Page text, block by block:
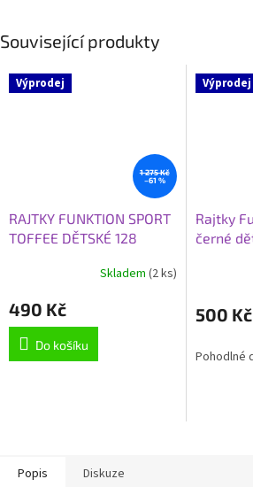
Související produkty
Výprodej
1 275 Kč
–61 %
RAJTKY FUNKTION SPORT
TOFFEE DĚTSKÉ 128
Skladem (2 ks)
490 Kč
Do košíku
Výprodej
Rajtky
černé
500 Kč
Pohodlné
Popis Diskuze